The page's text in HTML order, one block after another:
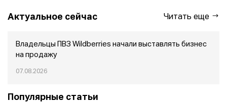
Актуальное сейчас Читать еще
Владельцы ПВЗ Wildberries начали выставлять бизнес
на продажу
07.08.2026
Популярные статьи